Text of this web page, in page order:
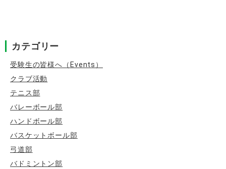
カテゴリー
受験生の皆様へ（Events）
クラブ活動
テニス部
バレーボール部
ハンドボール部
バスケットボール部
弓道部
バドミントン部